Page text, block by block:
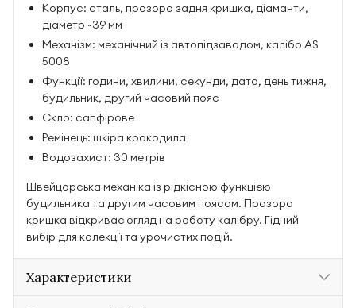
Корпус: сталь, прозора задня кришка, діаманти,
діаметр ~39 мм
Механізм: механічний із автопідзаводом, калібр AS
5008
Функції: години, хвилини, секунди, дата, день тижня,
будильник, другий часовий пояс
Скло: сапфірове
Ремінець: шкіра крокодила
Водозахист: 30 метрів
Швейцарська механіка із рідкісною функцією
будильника та другим часовим поясом. Прозора
кришка відкриває огляд на роботу калібру. Гідний
вибір для колекції та урочистих подій.
Характеристики